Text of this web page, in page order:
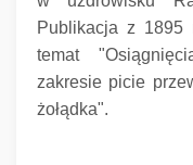
Publikacja z 1895
temat
zakresie picie
żołądka".